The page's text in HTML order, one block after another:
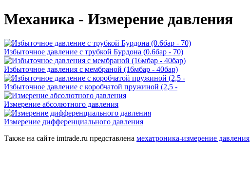
Механика - Измерение давления
Избыточное давление с трубкой Бурдона (0.6бар - 70)
Избыточное давления с мембраной (16мбар - 40бар)
Избыточное давление с коробчатой пружиной (2,5 -
Измерение абсолютного давления
Измерение дифференциального давления
Также на сайте imtrade.ru представлена мехатроника-измерение давления